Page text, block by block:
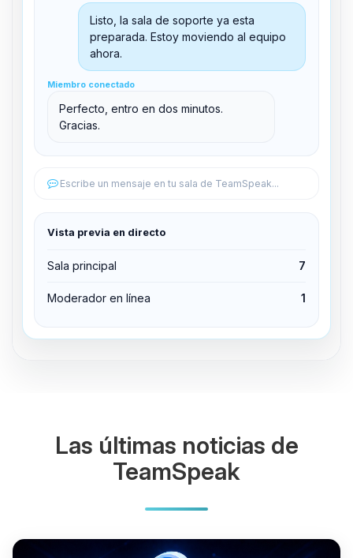
Listo, la sala de soporte ya esta
preparada. Estoy moviendo al equipo
ahora.
Miembro conectado
Perfecto, entro en dos minutos.
Gracias.
Escribe un mensaje en tu sala de TeamSpeak...
Vista previa en directo
Sala principal 7
Moderador en línea 1
support@boxtoplay.com
Sala principal
Miembro conectado
Sala de soporte
Editar permisos
Expulsar del canal
Las últimas noticias de
TeamSpeak